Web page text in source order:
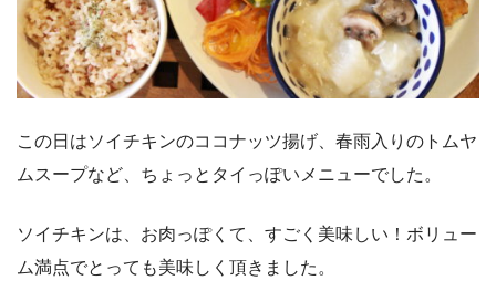
この日はソイチキンのココナッツ揚げ、春雨入りのトムヤ
ムスープなど、ちょっとタイっぽいメニューでした。
ソイチキンは、お肉っぽくて、すごく美味しい！ボリュー
ム満点でとっても美味しく頂きました。